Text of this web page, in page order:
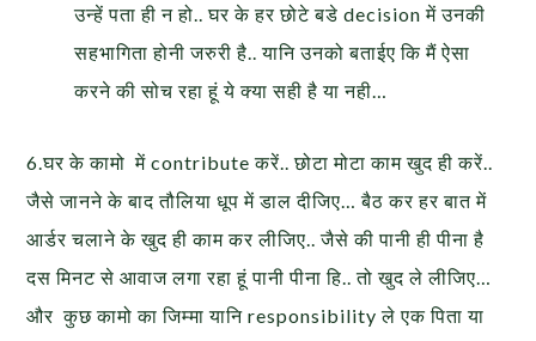
उन्हें पता ही न हो.. घर के हर छोटे बडे decision में उनकी
सहभागिता होनी जरुरी है.. यानि उनको बताईए कि मैं ऐसा
करने की सोच रहा हूं ये क्या सही है या नही…
6.घर के कामो में contribute करें.. छोटा मोटा काम खुद ही करें..
जैसे जानने के बाद तौलिया धूप में डाल दीजिए… बैठ कर हर बात में
आर्डर चलाने के खुद ही काम कर लीजिए.. जैसे की पानी ही पीना है
दस मिनट से आवाज लगा रहा हूं पानी पीना हि.. तो खुद ले लीजिए…
और कुछ कामो का जिम्मा यानि responsibility ले एक पिता या